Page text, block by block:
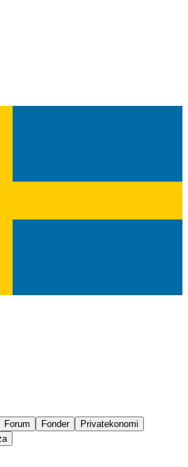
Forum Fonder
Privatekonomi